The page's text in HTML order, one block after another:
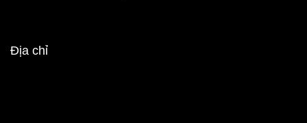
Địa chỉ